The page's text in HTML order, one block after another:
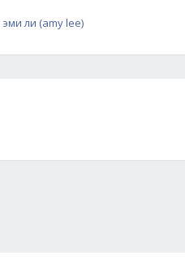
эми ли (amy lee)